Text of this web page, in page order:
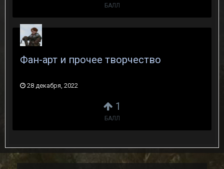
БАЛЛ
1
БАЛЛ
Фан-арт и прочее творчество
28 декабря, 2022